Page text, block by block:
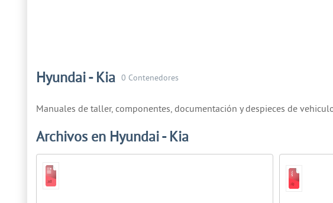
Hyundai - Kia 0 Contenedores
Manuales de taller, componentes, documentación y despieces de
Archivos en Hyundai - Kia